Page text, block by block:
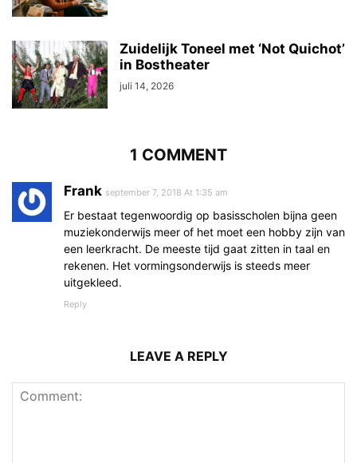
Zuidelijk Toneel met ‘Not Quichot’
in Bostheater
juli 14, 2026
1 COMMENT
Frank september 7, 2018 At 1:35 am
Er bestaat tegenwoordig op basisscholen bijna geen
muziekonderwijs meer of het moet een hobby zijn van
een leerkracht. De meeste tijd gaat zitten in taal en
rekenen. Het vormingsonderwijs is steeds meer
uitgekleed.
Reply
LEAVE A REPLY